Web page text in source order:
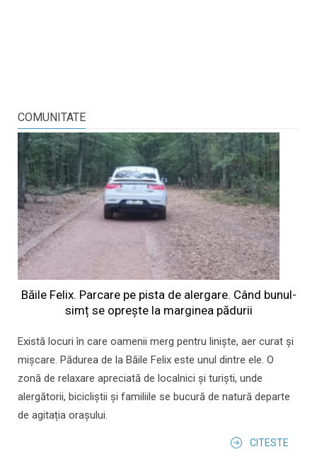
COMUNITATE
Băile Felix. Parcare pe pista de alergare. Când bunul-
simț se oprește la marginea pădurii
Există locuri în care oamenii merg pentru liniște, aer curat și
mișcare. Pădurea de la Băile Felix este unul dintre ele. O
zonă de relaxare apreciată de localnici și turiști, unde
alergătorii, bicicliștii și familiile se bucură de natură departe
de agitația orașului.
CITESTE